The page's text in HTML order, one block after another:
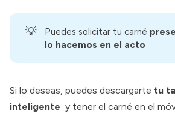
💡 Puedes solicitar tu carné
lo hacemos en el acto
Si lo deseas, puedes descargarte tu
inteligente y tener el carné en el